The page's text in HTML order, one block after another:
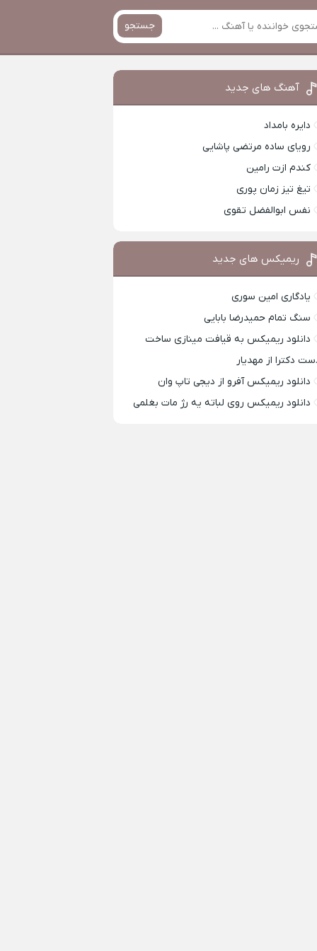
جستجو
آهنگ های جدید
دایره بامداد
رویای ساده مرتضی پاشایی
کندم ازت رامین
تیغ تیز زمان پوری
نفس ابوالفضل تقوی
ریمیکس های جدید
یادگاری امین سوری
سنگ تمام حمیدرضا بابایی
دانلود ریمیکس به قیافت مینازی ساخت
دکترا از مهدیار
دانلود ریمیکس آفرو از ديجی تاپ وان
دانلود ریمیکس روی لباته یه رژ مات بغلمی